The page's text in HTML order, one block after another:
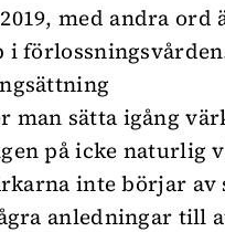
med andra ord
i
man sätta igång
på icke naturlig
inte börjar av
anledningar till